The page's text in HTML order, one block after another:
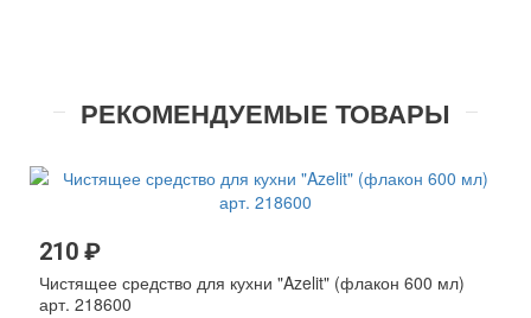
РЕКОМЕНДУЕМЫЕ ТОВАРЫ
210 ₽
Чистящее средство для кухни "Azelit" (флакон 600 мл)
арт. 218600